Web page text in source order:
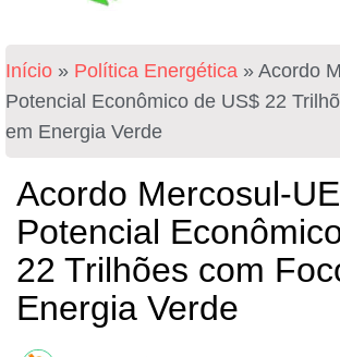
Início » Política Energética » Acordo
Potencial Econômico de US$ 22
em Energia Verde
Acordo Mercosul-
Potencial
22 Trilhões com
Energia Verde